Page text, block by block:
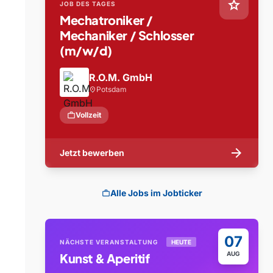
star
JOB DES TAGES
Mechatroniker /
Mechaniker / Schlosser
(m/w/d)
R.O.M. GmbH
location_on Potsdam
workVollzeit
Jetzt bewerben arrow_forward
workAlle Jobs im Jobticker
07
AUG
NÄCHSTE VERANSTALTUNG HEUTE
Kunst & Aperitif